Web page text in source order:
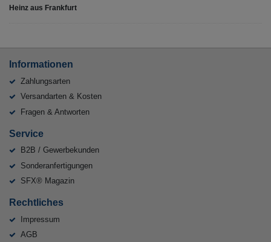
Heinz aus Frankfurt
Informationen
Zahlungsarten
Versandarten & Kosten
Fragen & Antworten
Service
B2B / Gewerbekunden
Sonderanfertigungen
SFX® Magazin
Rechtliches
Impressum
AGB